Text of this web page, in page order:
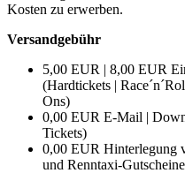
Kosten zu erwerben.
Versandgebühr
5,00 EUR | 8,00 EUR
(Hardtickets |
Ons)
0,00 EUR E-Mail |
Tickets)
0,00 EUR Hinterlegung
und Renntaxi-